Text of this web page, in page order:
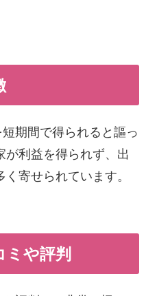
期間で得られると謳っ
が利益を得られず、出
寄せられています。
や評判